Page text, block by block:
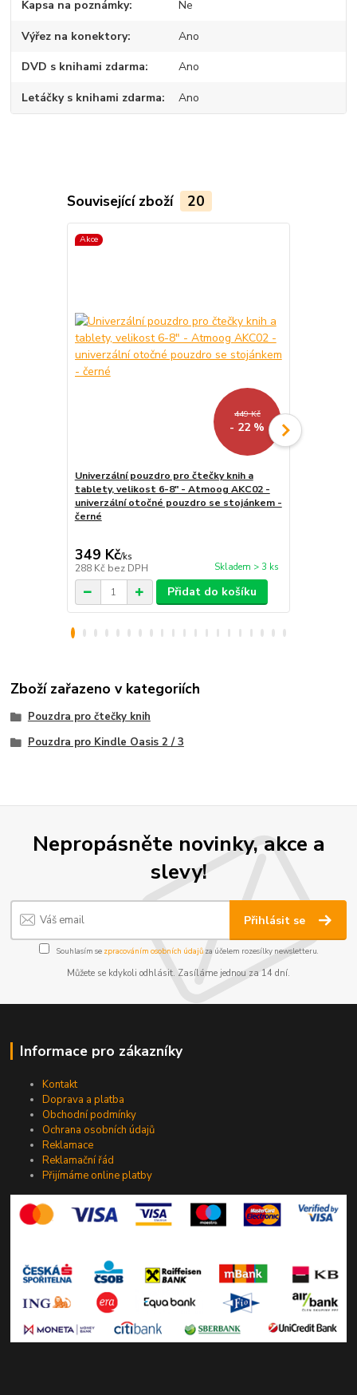
Kapsa na poznámky Ne
Výřez na konektory Ano
DVD s knihami zdarma Ano
Letáčky s knihami zdarma Ano
Související zboží 20
Akce
449 Kč
- 22 %
Univerzální pouzdro pro čtečky knih a
tablety, velikost 6-8" - Atmoog AKC02 -
univerzální otočné pouzdro se stojánkem -
černé
349 Kč/ks
288 Kč bez DPH Skladem > 3 ks
Přidat do košíku
Zboží zařazeno v kategoriích
Pouzdra pro čtečky knih
Pouzdra pro Kindle Oasis 2 / 3
Nepropásněte novinky, akce a
slevy!
Přihlásit se
Souhlasím se zpracováním osobních údajůza účelem rozesílky newsletteru.
Můžete se kdykoli odhlásit. Zasíláme jednou za 14 dní.
Informace pro zákazníky
Kontakt
Doprava a platba
Obchodní podmínky
Ochrana osobních údajů
Reklamace
Reklamační řád
Přijímáme online platby